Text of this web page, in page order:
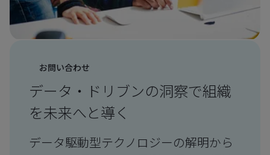
お問い合わせ
データ・ドリブンの洞察で組織
を未来へと導く
データ駆動型テクノロジーの解明から